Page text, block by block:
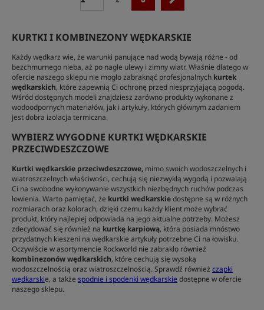
KURTKI I KOMBINEZONY WĘDKARSKIE
Każdy wędkarz wie, że warunki panujące nad wodą bywają różne - od
bezchmurnego nieba, aż po nagłe ulewy i zimny wiatr. Właśnie dlatego w
ofercie naszego sklepu nie mogło zabraknąć profesjonalnych kurtek
wędkarskich, które zapewnią Ci ochronę przed niesprzyjającą pogodą.
Wśród dostępnych modeli znajdziesz zarówno produkty wykonane z
wodoodpornych materiałów, jak i artykuły, których głównym zadaniem
jest dobra izolacja termiczna.
WYBIERZ WYGODNE KURTKI WĘDKARSKIE
PRZECIWDESZCZOWE
Kurtki wędkarskie przeciwdeszczowe, mimo swoich wodoszczelnych i
wiatroszczelnych właściwości, cechują się niezwykłą wygodą i pozwalają
Ci na swobodne wykonywanie wszystkich niezbędnych ruchów podczas
łowienia. Warto pamiętać, że kurtki wedkarskiedostępne są w różnych
rozmiarach oraz kolorach, dzięki czemu każdy klient może wybrać
produkt, który najlepiej odpowiada na jego aktualne potrzeby. Możesz
zdecydować się również na kurtkę karpiową, która posiada mnóstwo
przydatnych kieszeni na wędkarskie artykuły potrzebne Ci na łowisku.
Oczywiście w asortymencie Rockworld nie zabrakło również
kombinezonów wędkarskich, które cechują się wysoką
wodoszczelnością oraz wiatroszczelnością. Sprawdź również czapki
wędkarskie, a także spodnie i spodenki wędkarskie dostępne w ofercie
naszego sklepu.